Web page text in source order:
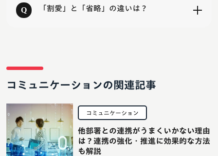
「割愛」と「省略」の違いは？
コミュニケーションの関連記事
コミュニケーション
他部署との連携がうまくいかない理由
は？連携の強化・推進に効果的な方法
も解説